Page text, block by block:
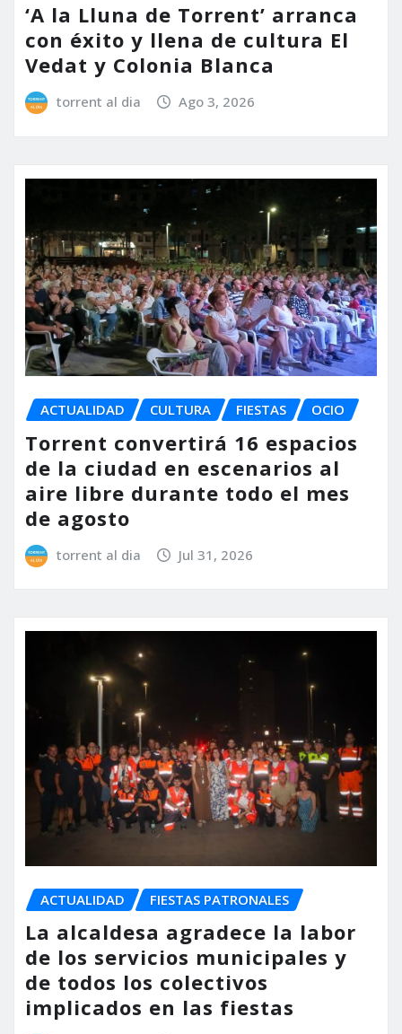
‘A la Lluna de Torrent’ arranca
con éxito y llena de cultura El
Vedat y Colonia Blanca
torrent al dia Ago 3, 2026
ACTUALIDAD CULTURA FIESTAS OCIO
Torrent convertirá 16 espacios
de la ciudad en escenarios al
aire libre durante todo el mes
de agosto
torrent al dia Jul 31, 2026
ACTUALIDAD FIESTAS PATRONALES
La alcaldesa agradece la labor
de los servicios municipales y
de todos los colectivos
implicados en las fiestas